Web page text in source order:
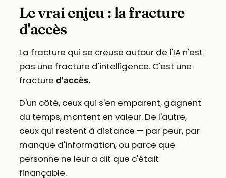
Le vrai enjeu : la fracture
d'accès
La fracture qui se creuse autour de l'IA n'est
pas une fracture d'intelligence. C'est une
fracture d'accès.
D'un côté, ceux qui s'en emparent, gagnent
du temps, montent en valeur. De l'autre,
ceux qui restent à distance — par peur, par
manque d'information, ou parce que
personne ne leur a dit que c'était
finançable.